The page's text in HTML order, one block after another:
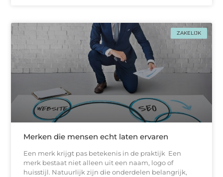
ZAKELIJK
Merken die mensen echt laten ervaren
Een merk krijgt pas betekenis in de praktijk Een
merk bestaat niet alleen uit een naam, logo of
huisstijl. Natuurlijk zijn die onderdelen belangrijk,